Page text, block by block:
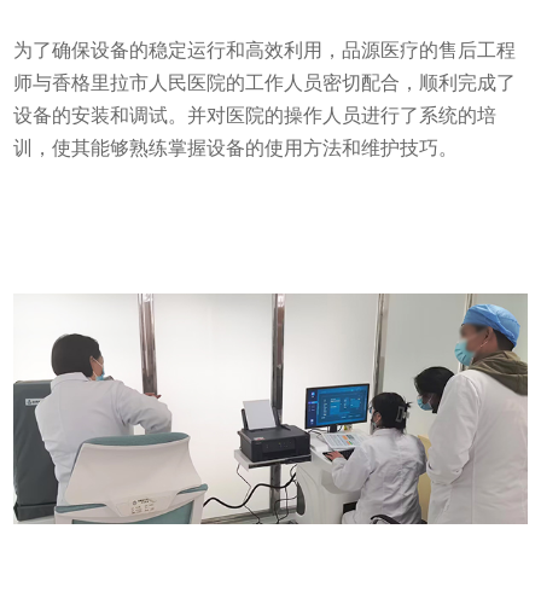
为了确保设备的稳定运行和高效利用，品源医疗的售后工程
师与香格里拉市人民医院的工作人员密切配合，顺利完成了
设备的安装和调试。并对医院的操作人员进行了系统的培
训，使其能够熟练掌握设备的使用方法和维护技巧。